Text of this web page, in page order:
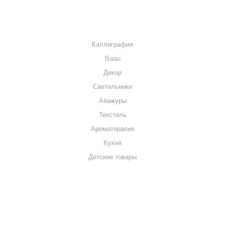
Каллиграфия
Вазы
Декор
Светильники
Абажуры
Текстиль
Ароматерапия
Кухня
Детские товары